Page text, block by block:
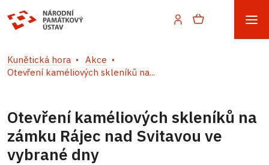
Kunětická hora
Akce
Otevření kaméliových skleníků na...
Otevření kaméliových skleníků na
zámku Rájec nad Svitavou ve
vybrané dny